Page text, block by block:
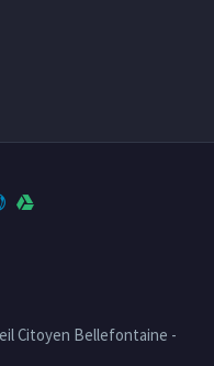
Citoyen Bellefontaine -